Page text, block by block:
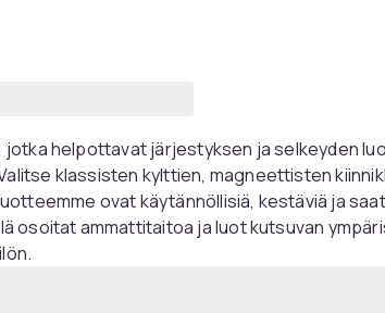
jotka helpottavat järjestyksen ja selkeyden
klassisten kylttien, magneettisten
ovat käytännöllisiä, kestäviä ja
osoitat ammattitaitoa ja luot kutsuvan